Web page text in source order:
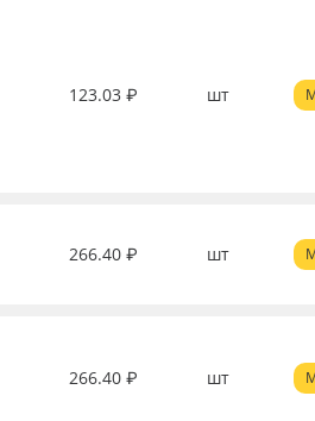
123.03 ₽ шт
266.40 ₽ шт
266.40 ₽ шт